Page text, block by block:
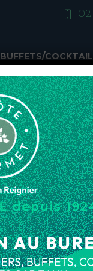
02
BUFFETS/
41,67€
50,00€TTC
Installation
entreprise.